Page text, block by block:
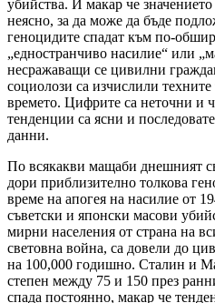
убийства. И макар че
неясно, за да може да бъде
геноцидите спадат към по-
„едностранчиво насилие“ или
несражаващи се цивилни
социолози са изчислили
времето. Цифрите са неточни и
тенденции са ясни и
данни.
По всякакви мащаби днешният
дори приблизително толкова
време на апогея на насилие от
съветски и японски масови
мирни населения от страна на
световна война, са довели до
на 100,000 годишно. Сталин и
степен между 75 и 150 през
спада постоянно, макар че